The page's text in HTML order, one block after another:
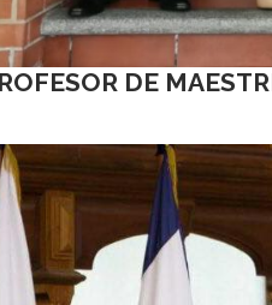
DE